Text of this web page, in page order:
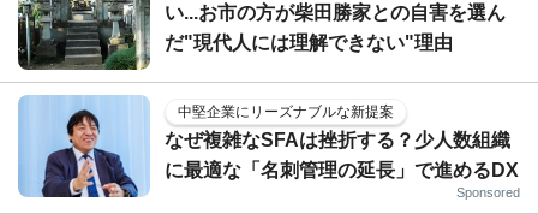
い...お市の方が柴田勝家との自害を選ん
だ"現代人には理解できない"理由
中堅企業にリーズナブルな新提案
なぜ複雑なSFAは挫折する？少人数組織
に最適な「名刺管理の延長」で進めるDX
Sponsored